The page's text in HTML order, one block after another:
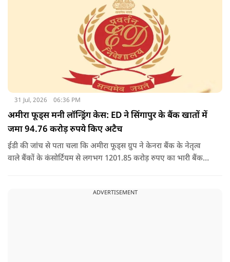
31 Jul, 2026 06:36 PM
अमीरा फूड्स मनी लॉन्ड्रिंग केस: ED ने सिंगापुर के बैंक खातों में
जमा 94.76 करोड़ रुपये किए अटैच
ईडी की जांच से पता चला कि अमीरा फूड्स ग्रुप ने केनरा बैंक के नेतृत्व
वाले बैंकों के कंसोर्टियम से लगभग 1201.85 करोड़ रुपए का भारी बैंक
उसके प्रमोटरों/शेयरधारकों/डायरेक्टरों ने मनी लॉन्ड्रिंग का अपराध किया
ADVERTISEMENT